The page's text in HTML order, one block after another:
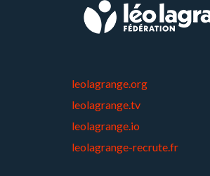
leolagrange.org
leolagrange.tv
leolagrange.io
leolagrange-recrute.fr